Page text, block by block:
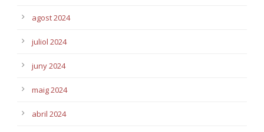
agost 2024
juliol 2024
juny 2024
maig 2024
abril 2024